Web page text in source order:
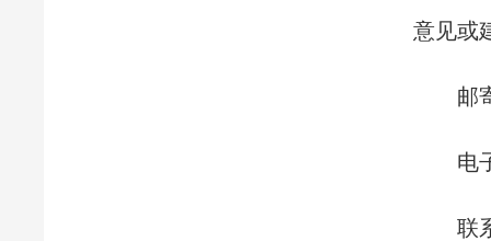
意见或
邮
电
联